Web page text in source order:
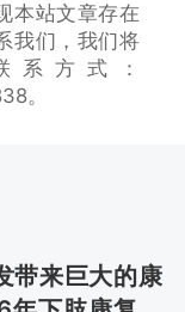
本站文章存在
我们，我们将
系方式：
。
带来巨大的康